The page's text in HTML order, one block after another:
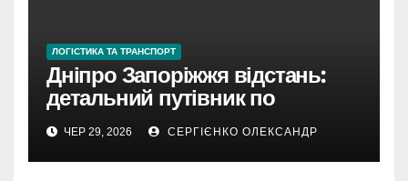
ЛОГІСТИКА ТА ТРАНСПОРТ
Дніпро Запоріжжя відстань:
детальний путівник по
маршруту, транспорту та
практичним нюансам у 2026
році
ЧЕР 29, 2026 СЕРГІЄНКО ОЛЕКСАНДР